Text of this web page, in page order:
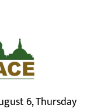
6, Thursday